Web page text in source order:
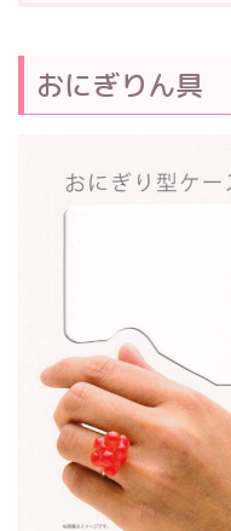
おにぎりん具